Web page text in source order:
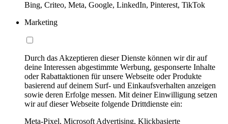
Bing, Criteo, Meta, Google, LinkedIn, Pinterest, TikTok
Marketing
Durch das Akzeptieren dieser Dienste können wir dir auf
deine Interessen abgestimmte Werbung, gesponserte Inhalte
oder Rabattaktionen für unsere Webseite oder Produkte
basierend auf deinem Surf- und Einkaufsverhalten anzeigen
sowie deren Erfolge messen. Mit deiner Einwilligung setzen
wir auf dieser Webseite folgende Drittdienste ein:
Meta-Pixel, Microsoft Advertising, Klickbasierte